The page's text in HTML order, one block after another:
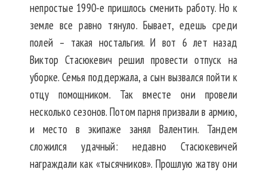
непростые 1990-е пришлось сменить работу. Но к
земле все равно тянуло. Бывает, едешь среди
полей – такая ностальгия. И вот 6 лет назад
Виктор Стасюкевич решил провести отпуск на
уборке. Семья поддержала, а сын вызвался пойти к
отцу помощником. Так вместеони провели
несколько сезонов. Потом парня призвали в армию,
и место в экипаже занял Валентин. Тандем
сложился удачный: недавно Стасюкевичей
награждали как «тысячников». Прошлую жатву они